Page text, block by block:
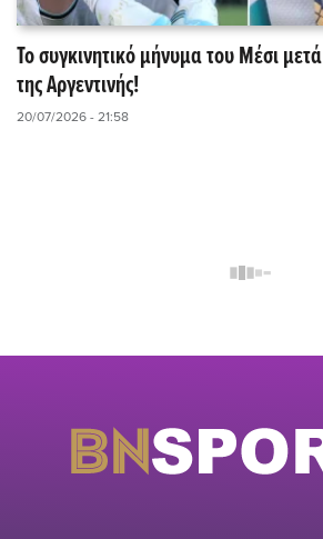
Το συγκινητικό μήνυμα του Μέσι
της Αργεντινής!
20/07/2026 - 21:58